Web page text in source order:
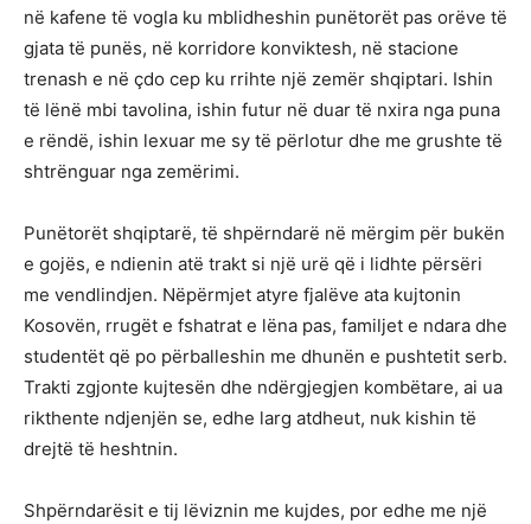
në kafene të vogla ku mblidheshin punëtorët pas orëve të
gjata të punës, në korridore konviktesh, në stacione
trenash e në çdo cep ku rrihte një zemër shqiptari. Ishin
të lënë mbi tavolina, ishin futur në duar të nxira nga puna
e rëndë, ishin lexuar me sy të përlotur dhe me grushte të
shtrënguar nga zemërimi.
Punëtorët shqiptarë, të shpërndarë në mërgim për bukën
e gojës, e ndienin atë trakt si një urë që i lidhte përsëri
me vendlindjen. Nëpërmjet atyre fjalëve ata kujtonin
Kosovën, rrugët e fshatrat e lëna pas, familjet e ndara dhe
studentët që po përballeshin me dhunën e pushtetit serb.
Trakti zgjonte kujtesën dhe ndërgjegjen kombëtare, ai ua
rikthente ndjenjën se, edhe larg atdheut, nuk kishin të
drejtë të heshtnin.
Shpërndarësit e tij lëviznin me kujdes, por edhe me një